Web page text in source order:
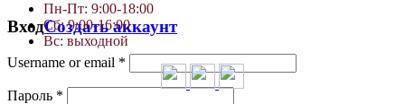
ВходСоздать аккаунт
Username or email *
Пароль *
Пн-Пт: 9:00-18:00
Сб: 9:00-16:00
Вс: выходной